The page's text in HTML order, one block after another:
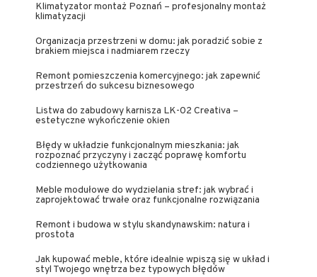
Klimatyzator montaż Poznań – profesjonalny montaż
klimatyzacji
Organizacja przestrzeni w domu: jak poradzić sobie z
brakiem miejsca i nadmiarem rzeczy
Remont pomieszczenia komercyjnego: jak zapewnić
przestrzeń do sukcesu biznesowego
Listwa do zabudowy karnisza LK-02 Creativa –
estetyczne wykończenie okien
Błędy w układzie funkcjonalnym mieszkania: jak
rozpoznać przyczyny i zacząć poprawę komfortu
codziennego użytkowania
Meble modułowe do wydzielania stref: jak wybrać i
zaprojektować trwałe oraz funkcjonalne rozwiązania
Remont i budowa w stylu skandynawskim: natura i
prostota
Jak kupować meble, które idealnie wpiszą się w układ i
styl Twojego wnętrza bez typowych błędów